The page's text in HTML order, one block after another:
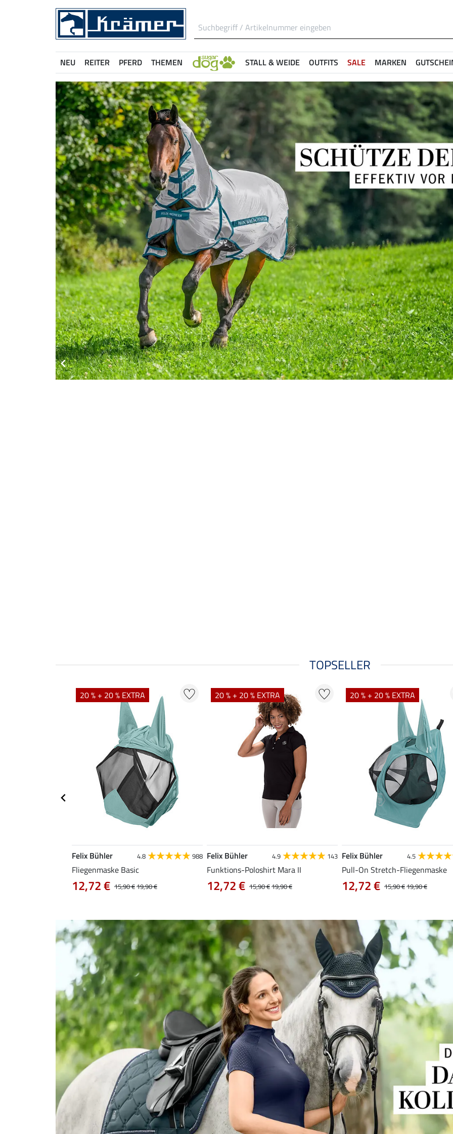
NEU REITER PFERD THEMEN STALL & WEIDE OUTFITS SALE MARKEN
TOPSELLER
20 % + 20 % EXTRA
Felix Bühler 4.8 988
Fliegenmaske Basic
15,90 €19,90 €
12,72 €
20 % + 20 % EXTRA
Felix Bühler 4.9 143
Funktions-Poloshirt Mara II
15,90 €19,90 €
12,72 €
20 % + 20 % EXTRA
Felix Bühler 4.5
Pull-On Stretch-Fliegenmaske
15,90 €19,90 €
12,72 €